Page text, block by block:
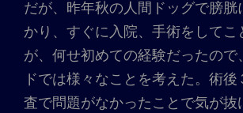
だが、昨年秋の人間ドッグで膀胱
かり、すぐに入院、手術をしてこ
が、何せ初めての経験だったので
ドでは様々なことを考えた。術
査で問題がなかったことで気が抜